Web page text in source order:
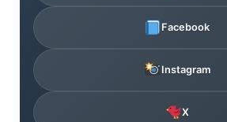
Facebook
Instagram
X